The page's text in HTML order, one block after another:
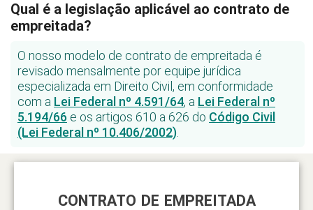
Qual é a legislação aplicável ao contrato de
empreitada?
O nosso modelo de contrato de empreitada é
revisado mensalmente por equipe jurídica
especializada em Direito Civil, em conformidade
com a Lei Federal nº 4.591/64, a Lei Federal nº
5.194/66 e os artigos 610 a 626 do Código Civil
(Lei Federal nº 10.406/2002)
CONTRATO DE EMPREITADA